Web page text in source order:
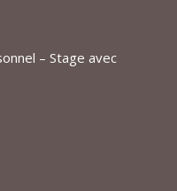
– Stage avec